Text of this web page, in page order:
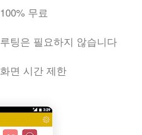
100% 무료
루팅은 필요하지 않습니다
화면 시간 제한